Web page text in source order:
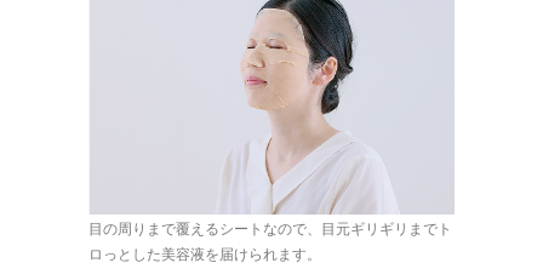
目の周りまで覆えるシートなので、目元ギリギリまでト
ロっとした美容液を届けられます。